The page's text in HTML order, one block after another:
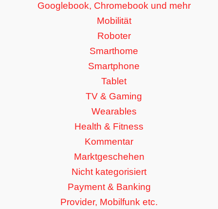
Googlebook, Chromebook und mehr
Mobilität
Roboter
Smarthome
Smartphone
Tablet
TV & Gaming
Wearables
Health & Fitness
Kommentar
Marktgeschehen
Nicht kategorisiert
Payment & Banking
Provider, Mobilfunk etc.